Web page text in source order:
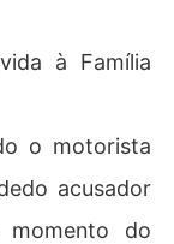
à Família
o motorista
acusador
momento do